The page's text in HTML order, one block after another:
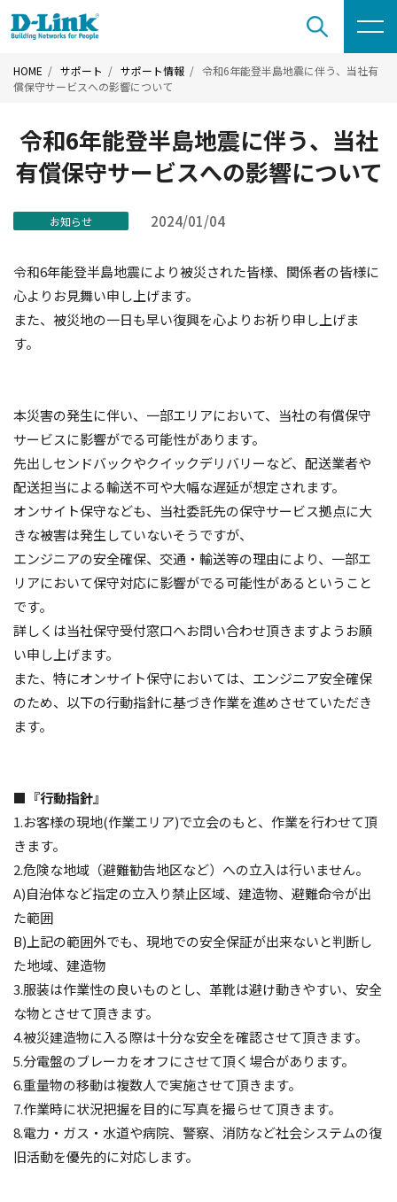
HOME サポート サポート情報
令和6年能登半島地震に伴う、当社有
償保守サービスへの影響について
令和6年能登半島地震に伴う、当社
有償保守サービスへの影響について
お知らせ 2024/01/04
令和6年能登半島地震により被災された皆様、関係者の皆様に
心よりお見舞い申し上げます。
また、被災地の一日も早い復興を心よりお祈り申し上げま
す。
本災害の発生に伴い、一部エリアにおいて、当社の有償保守
サービスに影響がでる可能性があります。
先出しセンドバックやクイックデリバリーなど、配送業者や
配送担当による輸送不可や大幅な遅延が想定されます。
オンサイト保守なども、当社委託先の保守サービス拠点に大
きな被害は発生していないそうですが、
エンジニアの安全確保、交通・輸送等の理由により、一部エ
リアにおいて保守対応に影響がでる可能性があるということ
です。
詳しくは当社保守受付窓口へお問い合わせ頂きますようお願
い申し上げます。
また、特にオンサイト保守においては、エンジニア安全確保
のため、以下の行動指針に基づき作業を進めさせていただき
ます。
■『行動指針』
1.お客様の現地(作業エリア)で立会のもと、作業を行わせて頂
きます。
2.危険な地域（避難勧告地区など）への立入は行いません。
A)自治体など指定の立入り禁止区域、建造物、避難命令が出
た範囲
B)上記の範囲外でも、現地での安全保証が出来ないと判断し
た地域、建造物
3.服装は作業性の良いものとし、革靴は避け動きやすい、安全
な物とさせて頂きます。
4.被災建造物に入る際は十分な安全を確認させて頂きます。
5.分電盤のブレーカをオフにさせて頂く場合があります。
6.重量物の移動は複数人で実施させて頂きます。
7.作業時に状況把握を目的に写真を撮らせて頂きます。
8.電力・ガス・水道や病院、警察、消防など社会システムの復
旧活動を優先的に対応します。